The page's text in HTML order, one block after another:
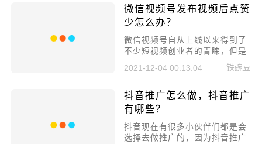
微信视频号发布视频后点赞
少怎么办？
微信视频号自从上线以来得到了
不少短视频创业者的青睐，但是
前期苦于申请开通视频号功能比
较困难，只能观望，如今微信视
通了。
2021-12-04 00:13:04 铁豌豆
抖音推广怎么做，抖音推广
有哪些？
抖音现在有很多小伙伴们都是会
选择去做推广的，因为抖音推广